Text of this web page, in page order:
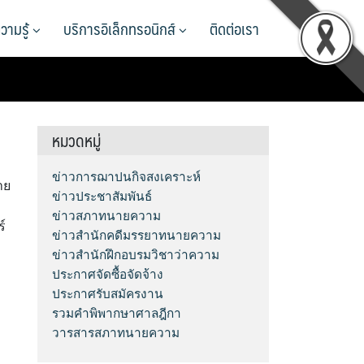
ามรู้ บริการอิเล็กทรอนิกส์ ติดต่อเรา
หมวดหมู่
ข่าวการฌาปนกิจสงเคราะห์
ข่าวประชาสัมพันธ์
ข่าวสภาทนายความ
ข่าวสำนักคดีมรรยาทนายความ
ข่าวสำนักฝึกอบรมวิชาว่าความ
ประกาศจัดซื้อจัดจ้าง
ประกาศรับสมัครงาน
รวมคำพิพากษาศาลฎีกา
วารสารสภาทนายความ